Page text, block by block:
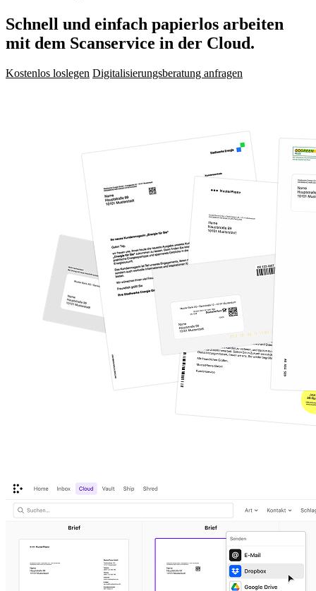
Schnell und einfach papierlos arbeiten
mit dem Scanservice in der Cloud.
Kostenlos loslegen Digitalisierungsberatung anfragen